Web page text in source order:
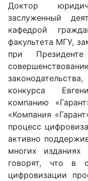
Доктор
заслуженный
кафедрой
факультета МГУ,
при
конкурса
компанию «Гарант
«Компания «Гарант
процесс
активно
многих
говорят, что в
цифровизации